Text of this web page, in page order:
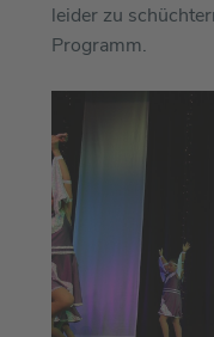
leider zu
Programm.